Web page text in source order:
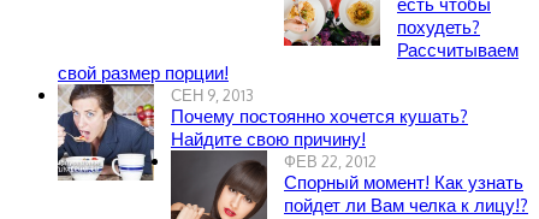
есть чтобы
похудеть?
Рассчитываем
свой размер порции!
СЕН 9, 2013
Почему постоянно хочется кушать?
Найдите свою причину!
ФЕВ 22, 2012
Спорный момент! Как узнать
пойдет ли Вам челка к лицу!?